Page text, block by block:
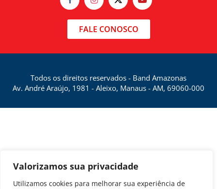
Valorizamos sua privacidade
Utilizamos cookies para melhorar sua experiência de
FALE CONOSCO
Todos os direitos reservados - Band Amazonas
Av. André Araújo, 1981 - Aleixo, Manaus - AM, 69060-000